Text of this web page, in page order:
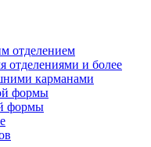
отделением
отделениями и более
карманами
формы
формы